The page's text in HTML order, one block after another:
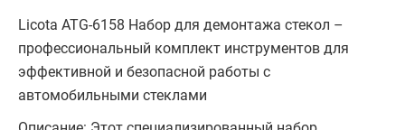
Licota ATG-6158 Набор для демонтажа стекол –
профессиональный комплект инструментов для
эффективной и безопасной работы с
автомобильными стеклами